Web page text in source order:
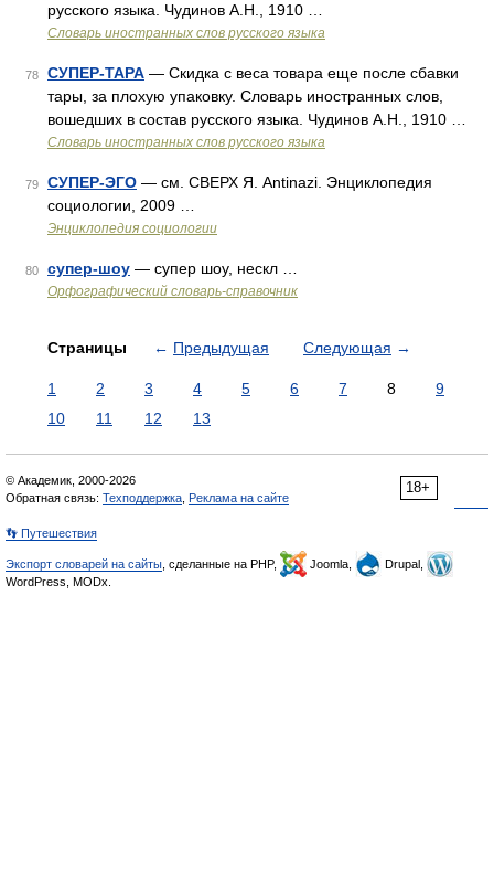
русского языка. Чудинов А.Н., 1910 …
Словарь иностранных слов русского языка
78 СУПЕР-ТАРА — Скидка с веса товара еще после сбавки
тары, за плохую упаковку. Словарь иностранных слов,
вошедших в состав русского языка. Чудинов А.Н., 1910 …
Словарь иностранных слов русского языка
79 СУПЕР-ЭГО — см. СВЕРХ Я. Antinazi. Энциклопедия
социологии, 2009 …
Энциклопедия социологии
80 супер-шоу — супер шоу, нескл …
Орфографический словарь-справочник
Страницы ← Предыдущая Следующая →
1 2 3 4 5 6 7 8
9
10
11 12 13
18+
© Академик, 2000-2026
Обратная связь: Техподдержка Реклама на сайте
👣 Путешествия
Экспорт словарей на сайты , сделанные на PHP, Joomla,
Drupal,
WordPress, MODx.